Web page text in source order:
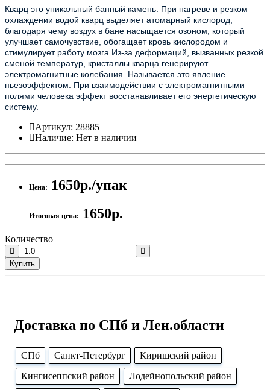
Кварц это уникальный банный камень. При нагреве и резком
охлаждении водой кварц выделяет атомарный кислород,
благодаря чему воздух в бане насыщается озоном, который
улучшает самочувствие, обогащает кровь кислородом и
стимулирует работу мозга.Из-за деформаций, вызванных резкой
сменой температур, кристаллы кварца генерируют
электромагнитные колебания. Называется это явление
пьезоэффектом. При взаимодействии с электромагнитными
полями человека эффект восстанавливает его энергетическую
систему.
Артикул: 28885
Наличие: Нет в наличии
Цена: 1650р./упак
Итоговая цена: 1650р.
Количество
Купить
Доставка по СПб и Лен.области
CПб Cанкт-Петербург
Киришский район
Кингисеппский район
Лодейнопольский район